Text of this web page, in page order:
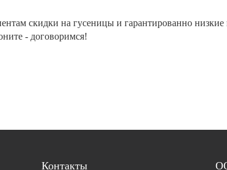
скидки на гусеницы и гарантированно
- договоримся!
Контакты